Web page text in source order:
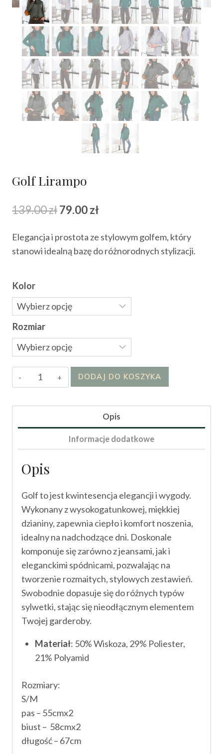
Golf Lirampo
139.00złPierwotna
wynosiła:
79.00zł
wynosi:
Elegancja i prostota ze stylowym golfem, który
stanowi idealną bazę do różnorodnych stylizacji.
Kolor
Rozmiar
ilość
Golf
DODAJ DO KOSZYKA
Opis
Informacje dodatkowe
Opis
Golf to jest kwintesencja elegancji i wygody.
Wykonany z wysokogatunkowej, miękkiej
dzianiny, zapewnia ciepło i komfort noszenia,
idealny na nadchodzące dni. Doskonale
komponuje się zarówno z jeansami, jak i
eleganckimi spódnicami, pozwalając na
tworzenie rozmaitych, stylowych zestawień.
Swobodnie dopasuje się do różnych typów
sylwetki, stając się nieodłącznym elementem
Twojej garderoby.
Materiał: 50% Wiskoza, 29% Poliester,
21% Polyamid
Rozmiary:
S/M
pas – 55cmx2
biust – 58cmx2
długość – 67cm